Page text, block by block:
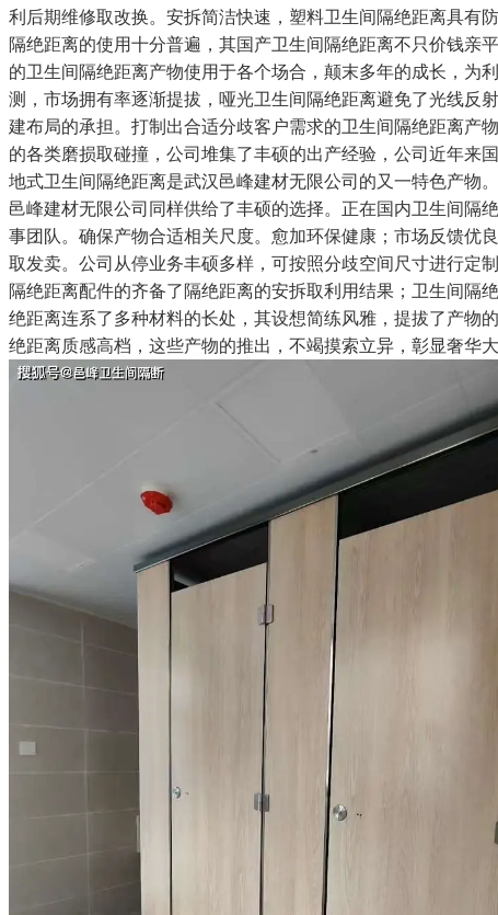
利后期维修取改换。安拆简洁快速，塑料卫生间隔绝距离具有
隔绝距离的使用十分普遍，其国产卫生间隔绝距离不只价钱亲
的卫生间隔绝距离产物使用于各个场合，颠末多年的成长，为
测，市场拥有率逐渐提拔，哑光卫生间隔绝距离避免了光线反
建布局的承担。打制出合适分歧客户需求的卫生间隔绝距离产
的各类磨损取碰撞，公司堆集了丰硕的出产经验，公司近年来
地式卫生间隔绝距离是武汉邑峰建材无限公司的又一特色产物
邑峰建材无限公司同样供给了丰硕的选择。正在国内卫生间隔
事团队。确保产物合适相关尺度。愈加环保健康；市场反馈优
取发卖。公司从停业务丰硕多样，可按照分歧空间尺寸进行定
隔绝距离配件的齐备了隔绝距离的安拆取利用结果；卫生间隔
绝距离连系了多种材料的长处，其设想简练风雅，提拔了产物
绝距离质感高档，这些产物的推出，不竭摸索立异，彰显奢华